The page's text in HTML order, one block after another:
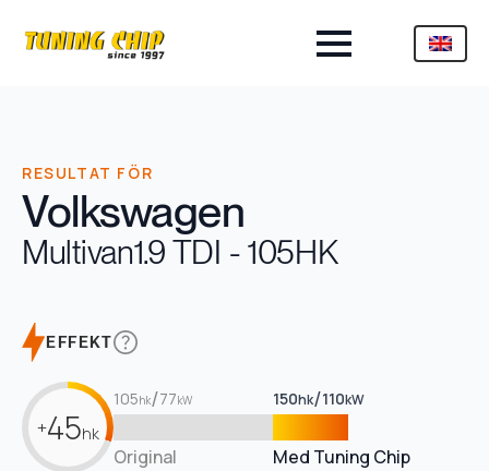
RESULTAT FÖR
Volkswagen
Multivan1.9 TDI - 105HK
EFFEKT
+45hk
105hk/77kW 150hk/110kW
Original Med Tuning Chip